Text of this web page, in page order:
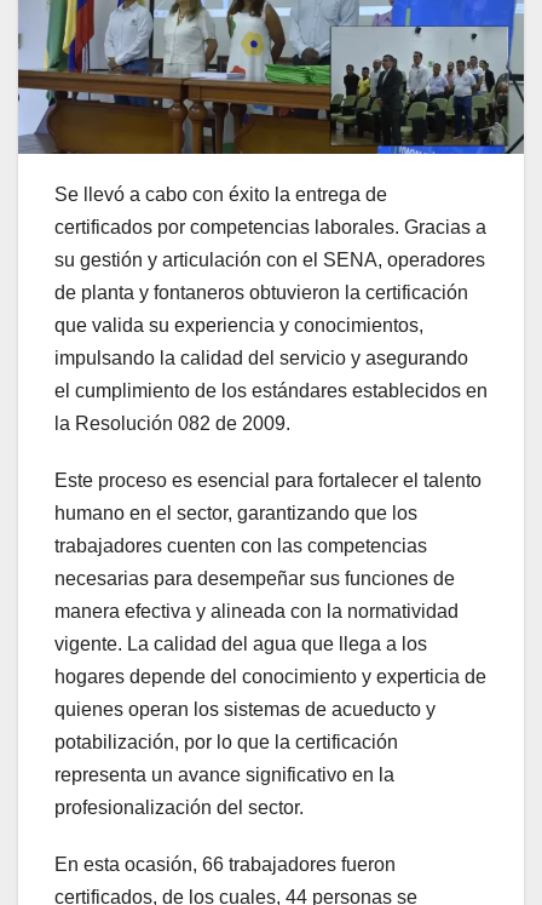
Se llevó a cabo con éxito la entrega de
certificados por competencias laborales. Gracias a
su gestión y articulación con el SENA, operadores
de planta y fontaneros obtuvieron la certificación
que valida su experiencia y conocimientos,
impulsando la calidad del servicio y asegurando
el cumplimiento de los estándares establecidos en
la Resolución 082 de 2009.
Este proceso es esencial para fortalecer el talento
humano en el sector, garantizando que los
trabajadores cuenten con las competencias
necesarias para desempeñar sus funciones de
manera efectiva y alineada con la normatividad
vigente. La calidad del agua que llega a los
hogares depende del conocimiento y experticia de
quienes operan los sistemas de acueducto y
potabilización, por lo que la certificación
representa un avance significativo en la
profesionalización del sector.
En esta ocasión, 66 trabajadores fueron
certificados, de los cuales, 44 personas se